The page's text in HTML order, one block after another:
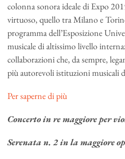
colonna sonora ideale di Expo
virtuoso, quello tra Milano e
programma dell’Esposizione
musicale di altissimo livello
collaborazioni che, da sempre,
più autorevoli istituzioni musicali
Per saperne di più
Concerto in re maggiore per
Serenata n. 2 in la maggiore